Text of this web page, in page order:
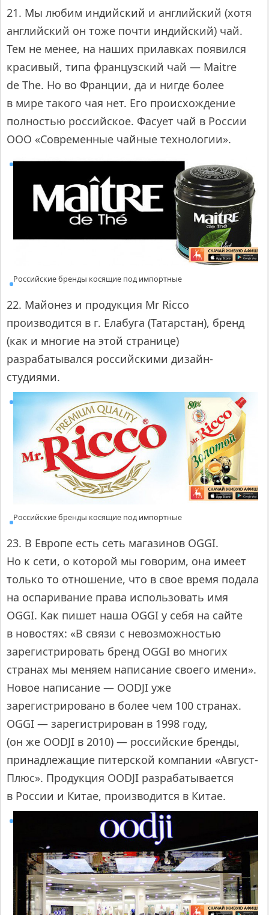
21. Мы любим индийский и английский (хотя
английский он тоже почти индийский) чай.
Тем не менее, на наших прилавках появился
красивый, типа французский чай — Maitre
de The. Но во Франции, да и нигде более
в мире такого чая нет. Его происхождение
полностью российское. Фасует чай в России
ООО «Современные чайные технологии».
Российские бренды косящие под импортные
22. Майонез и продукция Mr Ricco
производится в г. Елабуга (Татарстан), бренд
(как и многие на этой странице)
разрабатывался российскими дизайн-
студиями.
Российские бренды косящие под импортные
23. В Европе есть сеть магазинов OGGI.
Но к сети, о которой мы говорим, она имеет
только то отношение, что в свое время подала
на оспаривание права использовать имя
OGGI. Как пишет наша OGGI у себя на сайте
в новостях: «В связи с невозможностью
зарегистрировать бренд OGGI во многих
странах мы меняем написание своего имени».
Новое написание — OODJI уже
зарегистрировано в более чем 100 странах.
OGGI — зарегистрирован в 1998 году,
(он же OODJI в 2010) — российские бренды,
принадлежащие питерской компании «Август-
Плюс». Продукция OODJI разрабатывается
в России и Китае, производится в Китае.